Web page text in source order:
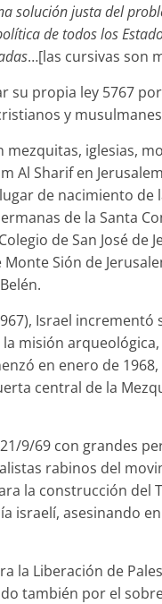
solución justa del
de todos los
…[las cursivas son
su propia ley 5767
y
iglesias,
Al Sharif en
de nacimiento de
de la Santa
de San José de
Sión de
Israel
misión
en enero de
central de la
9/69 con grandes
rabinos del
la construcción del
israelí, asesinando
la Liberación de
también por el